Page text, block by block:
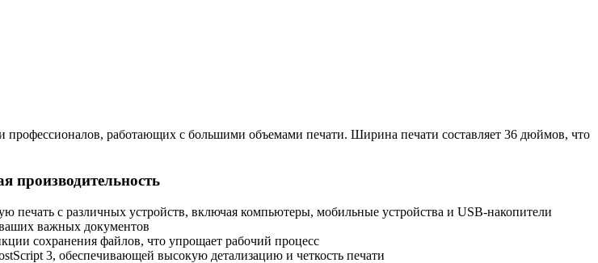
работающих с большими объемами печати. Ширина печати составляет 36 дюймов, что
производительность
печать с различных устройств, включая компьютеры, мобильные устройства и USB-накопители
важных документов
сохранения файлов, что упрощает рабочий процесс
3, обеспечивающей высокую детализацию и четкость печати